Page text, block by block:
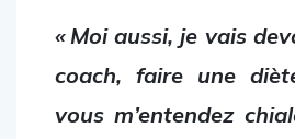
« Moi aussi, je vais
coach, faire une
vous m’entendez